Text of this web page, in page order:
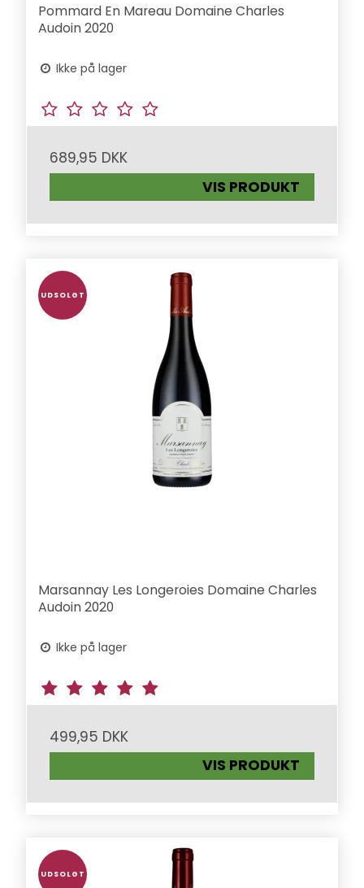
Pommard En Mareau Domaine Charles
Audoin 2020
Ikke på lager
689,95 DKK
VIS PRODUKT
UDSOLGT
Marsannay Les Longeroies Domaine Charles
Audoin 2020
Ikke på lager
499,95 DKK
VIS PRODUKT
UDSOLGT